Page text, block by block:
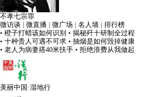
不孝七宗罪
微访谈
微直播 微广场 名人墙
排行榜
• 橙子打蜡该如何识别 • 揭秘歼十研制全过程
• 十种贵人可遇不可求 • 抽烟是如何毁掉健康
• 老人为病妻搭40米扶手 • 拒绝浪费从我做起
美丽中国·湿地行